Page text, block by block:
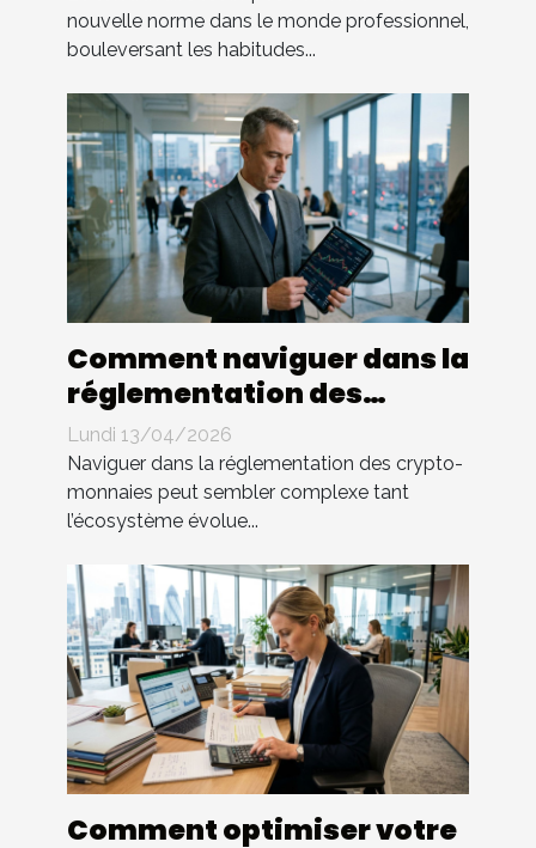
nouvelle norme dans le monde professionnel,
bouleversant les habitudes...
Comment naviguer dans la
réglementation des
crypto-monnaies ?
Lundi 13/04/2026
Naviguer dans la réglementation des crypto-
monnaies peut sembler complexe tant
l’écosystème évolue...
Comment optimiser votre